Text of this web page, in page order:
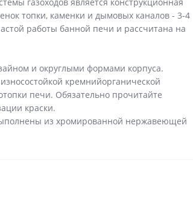
топки, каменки и дымовых каналов - 3-4
работы банной печи и рассчитана на
и округлыми формами корпуса.
кремнийорганической
печи. Обязательно прочитайте
краски.
из хромированной нержавеющей